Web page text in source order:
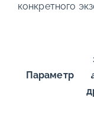
конкретного
Параметр